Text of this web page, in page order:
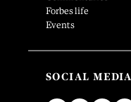
Forbes life
Events
SOCIAL MEDIA